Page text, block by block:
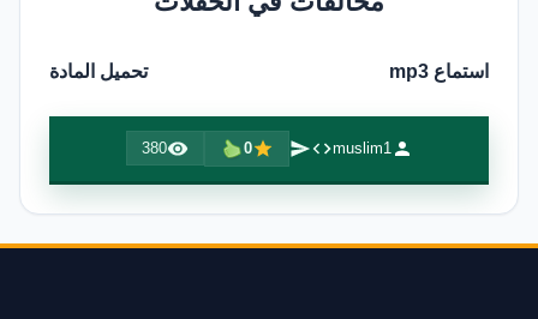
استماع mp3 تحميل المادة
muslim1
0
380